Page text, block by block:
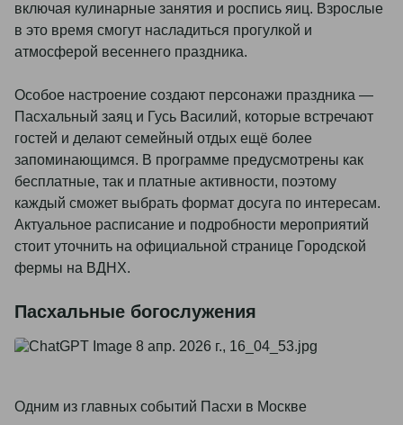
включая кулинарные занятия и роспись яиц. Взрослые
в это время смогут насладиться прогулкой и
атмосферой весеннего праздника.
Особое настроение создают персонажи праздника —
Пасхальный заяц и Гусь Василий, которые встречают
гостей и делают семейный отдых ещё более
запоминающимся. В программе предусмотрены как
бесплатные, так и платные активности, поэтому
каждый сможет выбрать формат досуга по интересам.
Актуальное расписание и подробности мероприятий
стоит уточнить на официальной странице Городской
фермы на ВДНХ.
Пасхальные богослужения
Одним из главных событий Пасхи в Москве